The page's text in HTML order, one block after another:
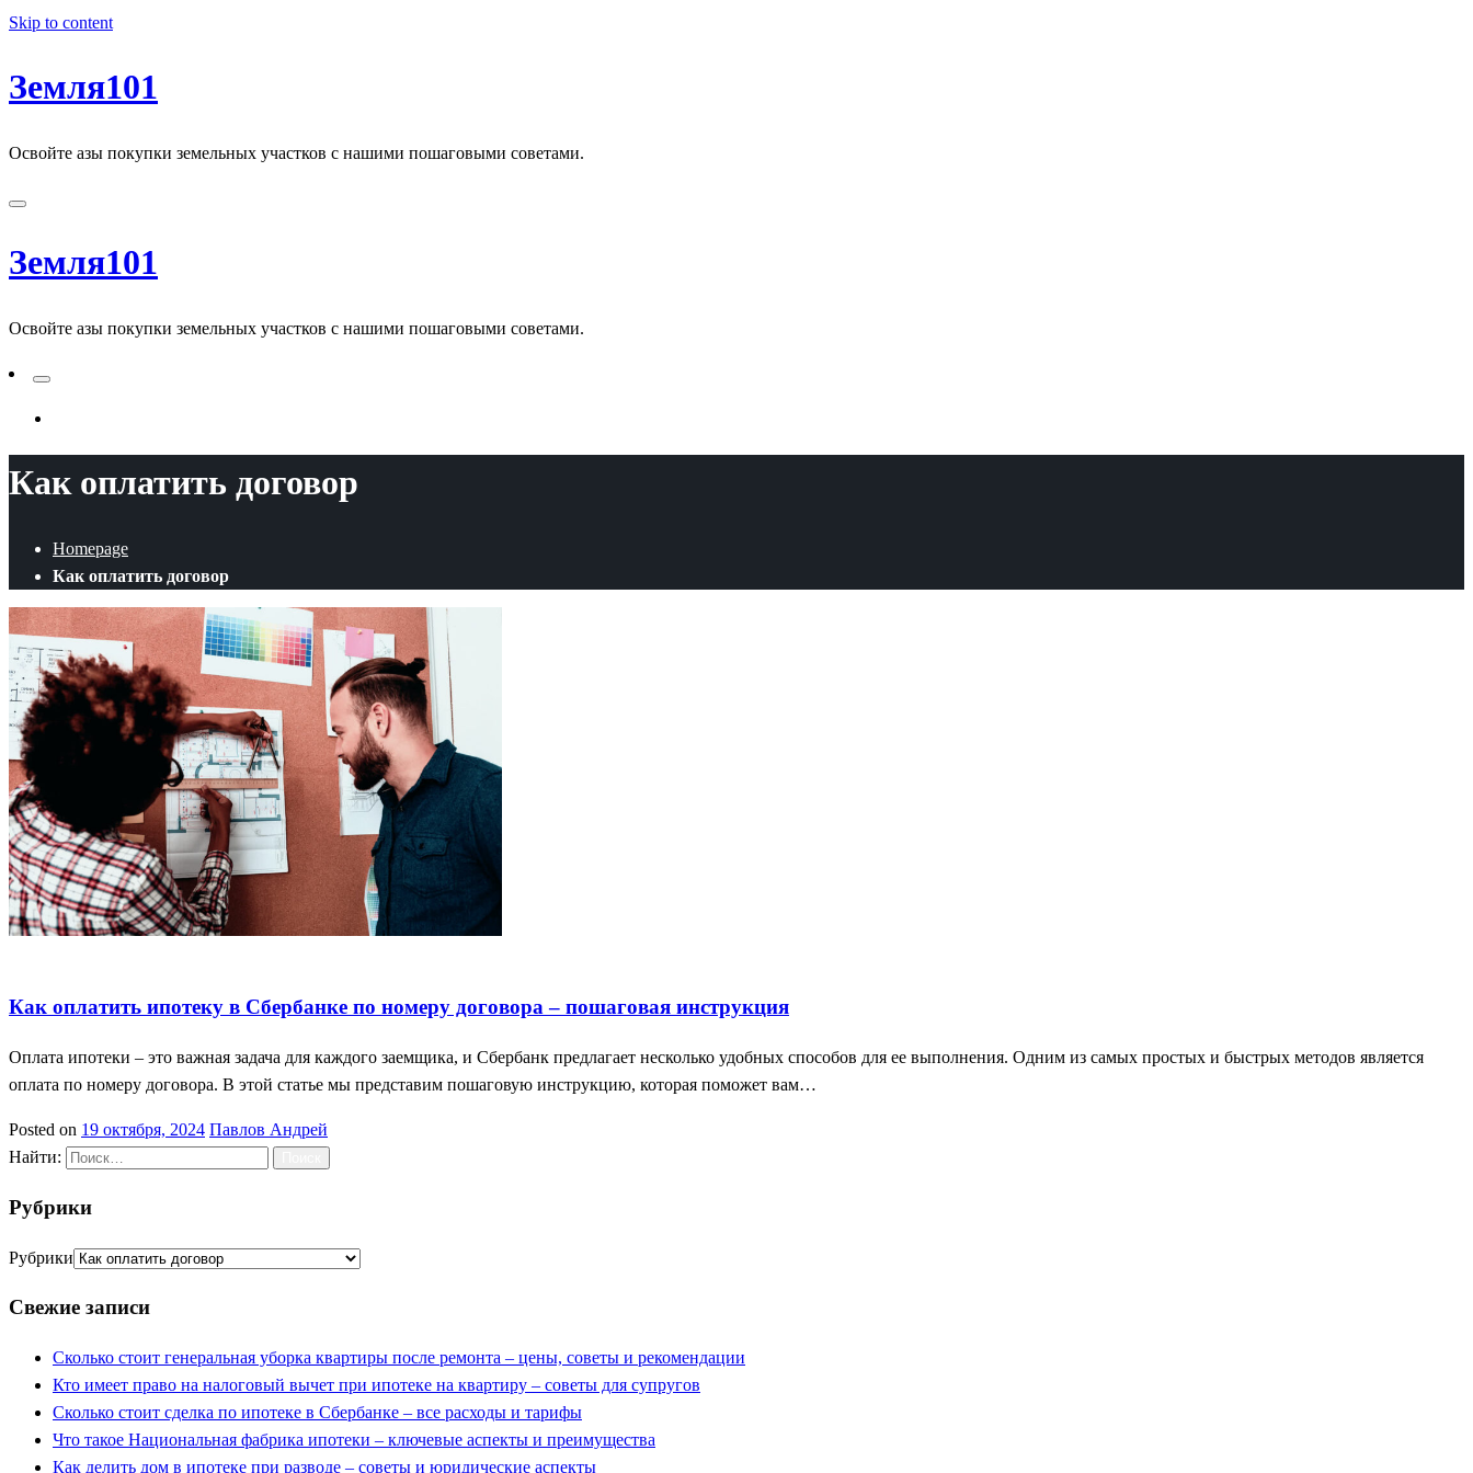
Skip to content
Земля101
Освойте азы покупки земельных участков с нашими пошаговыми советами.
Земля101
Освойте азы покупки земельных участков с нашими пошаговыми советами.
Как оплатить договор
Homepage
Как оплатить договор
Как оплатить ипотеку в Сбербанке по номеру договора – пошаговая инструкция
Оплата ипотеки – это важная задача для каждого заемщика, и Сбербанк предлагает несколько удобных способов для ее выполнения. Одним из самых простых и быстрых методов является
оплата по номеру договора. В этой статье мы представим пошаговую инструкцию, которая поможет вам…
Posted on 19 октября, 2024 Павлов Андрей
Найти:
Рубрики
Рубрики
Свежие записи
Сколько стоит генеральная уборка квартиры после ремонта – цены, советы и рекомендации
Кто имеет право на налоговый вычет при ипотеке на квартиру – советы для супругов
Сколько стоит сделка по ипотеке в Сбербанке – все расходы и тарифы
Что такое Национальная фабрика ипотеки – ключевые аспекты и преимущества
Как делить дом в ипотеке при разводе – советы и юридические аспекты